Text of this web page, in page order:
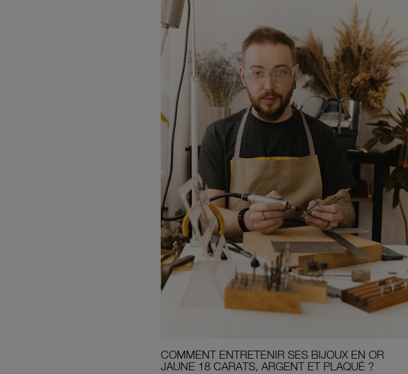
COMMENT ENTRETENIR SES BIJOUX EN OR
JAUNE 18 CARATS, ARGENT ET PLAQUÉ ?